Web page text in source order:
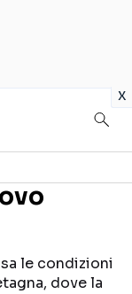
x
le condizioni
dove la